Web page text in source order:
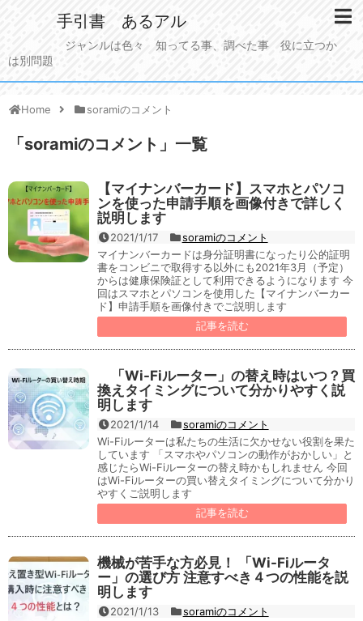
手引書 あるアル
ジャンルは色々 知ってる事、調べた事 役に立つか
は別問題
Home soramiのコメント
「soramiのコメント 」 一覧
【マイナンバーカード】スマホとパソコ
ンを使った申請手順を画像付きで詳しく
説明します
2021/1/17
soramiのコメント
マイナンバーカードは身分証明書になったり公的証明
書をコンビニで取得する以外にも2021年3月（予定）
からは健康保険証として利用できるようになります 今
回はスマホとパソコンを使用した【マイナンバーカー
ド】申請手順を画像付きでご説明します
記事を読む
「Wi-Fiルーター」の替え時はいつ？買
換えタイミングについて分かりやすく説
明します
2021/1/14
soramiのコメント
Wi-Fiルーターは私たちの生活に欠かせない役割を果た
しています 「スマホやパソコンの動作がおかしい」と
感じたらWi-Fiルーターの替え時かもしれません 今回
はWi-Fiルーターの買い替えタイミングについて分かり
やすくご説明します
記事を読む
機械が苦手な方必見！ 「Wi-Fiルータ
ー」の選び方 注意すべき４つの性能を説
明します
2021/1/13
soramiのコメント